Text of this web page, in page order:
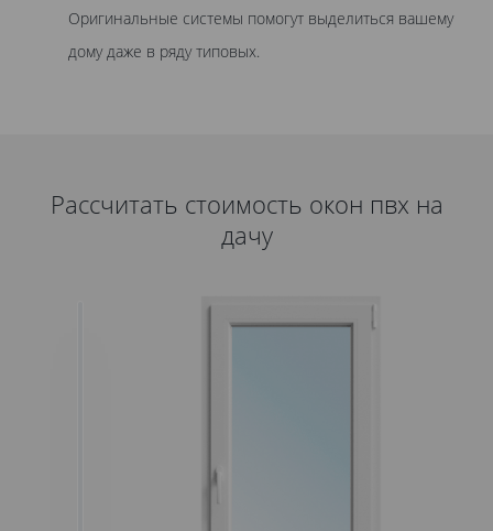
Оригинальные системы помогут выделиться вашему
дому даже в ряду типовых.
Рассчитать стоимость окон пвх на
дачу